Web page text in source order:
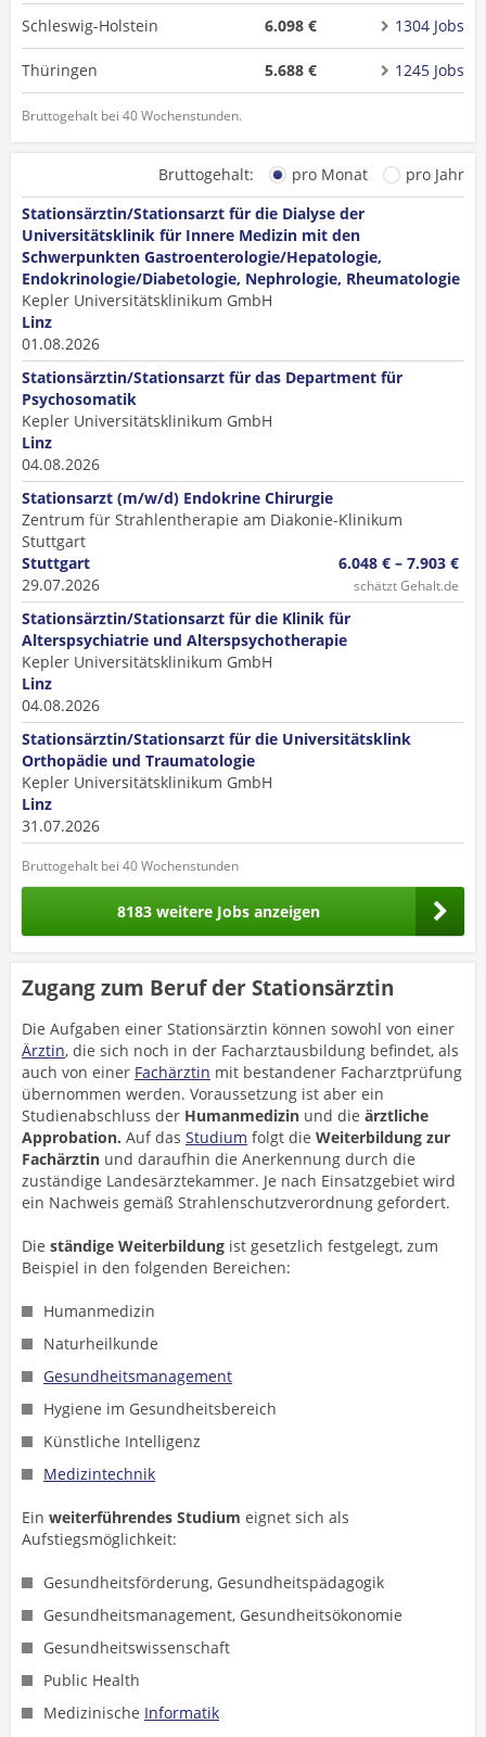
Schleswig-Holstein 6.098 € 1304 Jobs
Thüringen 5.688 € 1245 Jobs
Bruttogehalt bei 40 Wochenstunden.
Bruttogehalt: pro Monat
pro Jahr
Stationsärztin/Stationsarzt für die Dialyse der
Universitätsklinik für Innere Medizin mit den
Schwerpunkten Gastroenterologie/Hepatologie,
Endokrinologie/Diabetologie, Nephrologie, Rheumatologie
Kepler Universitätsklinikum GmbH
Linz
01.08.2026
Stationsärztin/Stationsarzt für das Department für
Psychosomatik
Kepler Universitätsklinikum GmbH
Linz
04.08.2026
Stationsarzt (m/w/d) Endokrine Chirurgie
Zentrum für Strahlentherapie am Diakonie-Klinikum
Stuttgart
Stuttgart
29.07.2026
6.048 € – 7.903 €
schätzt Gehalt.de
Stationsärztin/Stationsarzt für die Klinik für
Alterspsychiatrie und Alterspsychotherapie
Kepler Universitätsklinikum GmbH
Linz
04.08.2026
Stationsärztin/Stationsarzt für die Universitätsklink
Orthopädie und Traumatologie
Kepler Universitätsklinikum GmbH
Linz
31.07.2026
Bruttogehalt bei 40 Wochenstunden
8183 weitere Jobs anzeigen
Zugang zum Beruf der Stationsärztin
Die Aufgaben einer Stationsärztin können sowohl von einer
Ärztin, die sich noch in der Facharztausbildung befindet, als
auch von einer Fachärztin mit bestandener Facharztprüfung
übernommen werden. Voraussetzung ist aber ein
Studienabschluss der Humanmedizin und die ärztliche
Approbation. Auf das Studium folgt die Weiterbildung zur
Fachärztin und daraufhin die Anerkennung durch die
zuständige Landesärztekammer. Je nach Einsatzgebiet wird
ein Nachweis gemäß Strahlenschutzverordnung gefordert.
Die ständige Weiterbildung ist gesetzlich festgelegt, zum
Beispiel in den folgenden Bereichen:
Humanmedizin
Naturheilkunde
Gesundheitsmanagement
Hygiene im Gesundheitsbereich
Künstliche Intelligenz
Medizintechnik
Ein weiterführendes Studium eignet sich als
Aufstiegsmöglichkeit:
Gesundheitsförderung, Gesundheitspädagogik
Gesundheitsmanagement, Gesundheitsökonomie
Gesundheitswissenschaft
Public Health
Medizinische Informatik